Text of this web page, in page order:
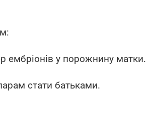
ембріонів у порожнину матки.
стати батьками.